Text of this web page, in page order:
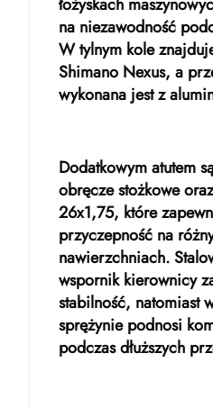
na niezawodność
W tylnym kole
Shimano Nexus, a
wykonana jest z
Dodatkowym atutem
obręcze stożkowe
26x1,75, które
przyczepność na
nawierzchniach.
wspornik kierownicy
stabilność, natomiast
sprężynie podnosi
podczas dłuższych